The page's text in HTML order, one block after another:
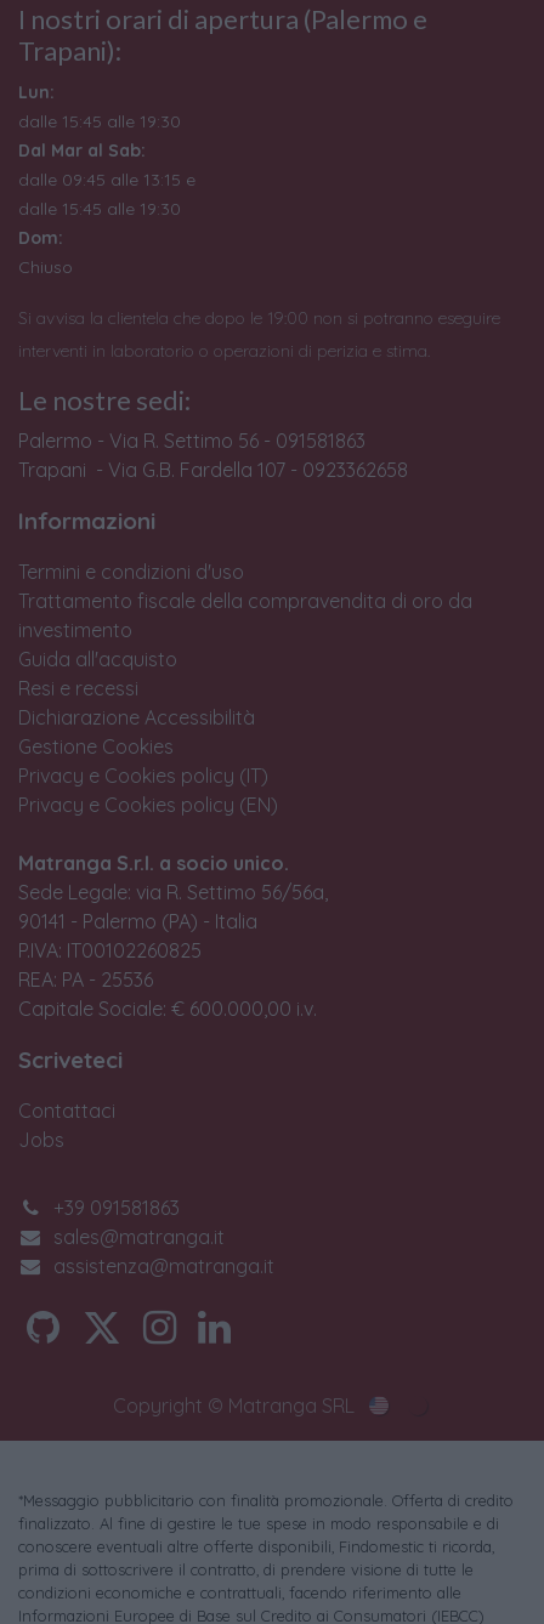
I nostri orari di apertura (Palermo e
Trapani):
Lun:
dalle 15:45 alle 19:30
Dal Mar al Sab:
dalle 09:45 alle 13:15 e
dalle 15:45 alle 19:30
Dom:
Chiuso
Si avvisa la clientela che dopo le 19:00 non si potranno eseguire
interventi in laboratorio o operazioni di perizia e stima.
Le nostre sedi:
Palermo - Via R. Settimo 56 - 091581863
Trapani - Via G.B. Fardella 107 - 0923362658
Informazioni
Termini e condizioni d'uso
Trattamento fiscale della compravendita di oro da
investimento
Guida all'acquisto
Resi e recessi
Dichiarazione Accessibilità
Gestione Cookies
Privacy e Cookies policy (IT)
Privacy e Cookies policy (EN)
Matranga S.r.l. a socio unico.
Sede Legale: via R. Settimo 56/56a,
90141 - Palermo (PA) - Italia
P.IVA: IT00102260825
REA: PA - 25536
Capitale Sociale: € 600.000,00 i.v.
Scriveteci
Contattaci
Jobs
+39 091581863
sales@matranga.it
assistenza@matranga.it
Copyright © Matranga SRL
*Messaggio pubblicitario con finalità promozionale. Offerta di credito
finalizzato. Al fine di gestire le tue spese in modo responsabile e di
conoscere eventuali altre offerte disponibili, Findomestic ti ricorda,
prima di sottoscrivere il contratto, di prendere visione di tutte le
condizioni economiche e contrattuali, facendo riferimento alle
Informazioni Europee di Base sul Credito ai Consumatori (IEBCC)